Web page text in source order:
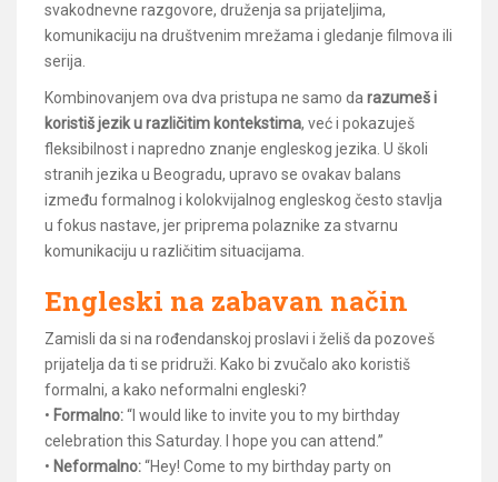
svakodnevne razgovore, druženja sa prijateljima,
komunikaciju na društvenim mrežama i gledanje filmova ili
serija.
Kombinovanjem ova dva pristupa ne samo da razumeš i
koristiš jezik u različitim kontekstima, već i pokazuješ
fleksibilnost i napredno znanje engleskog jezika. U školi
stranih jezika u Beogradu, upravo se ovakav balans
između formalnog i kolokvijalnog engleskog često stavlja
u fokus nastave, jer priprema polaznike za stvarnu
komunikaciju u različitim situacijama.
Engleski na zabavan način
Zamisli da si na rođendanskoj proslavi i želiš da pozoveš
prijatelja da ti se pridruži. Kako bi zvučalo ako koristiš
formalni, a kako neformalni engleski?
• Formalno:“I would like to invite you to my birthday
celebration this Saturday. I hope you can attend.”
• Neformalno:“Hey! Come to my birthday party on